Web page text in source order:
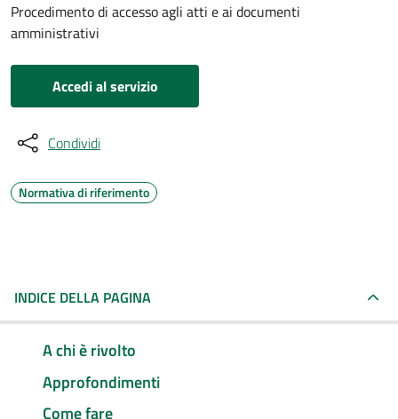
Procedimento di accesso agli atti e ai documenti
amministrativi
Accedi al servizio
Condividi
Normativa di riferimento
INDICE DELLA PAGINA
A chi è rivolto
Approfondimenti
Come fare